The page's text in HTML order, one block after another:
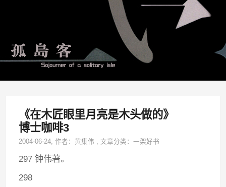
《在木匠眼里月亮是木头做的》
博士咖啡3
2004-06-24, 作者：黄集伟 ,文章分类：一架好书
297 钟伟著。
298